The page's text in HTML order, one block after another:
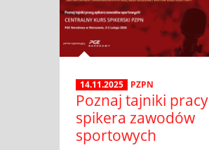
14.11.2025 PZPN
Poznaj tajniki pracy
spikera zawodów
sportowych